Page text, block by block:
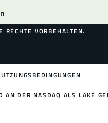
VORBEHALTEN.
DER NASDAQ ALS LAKE